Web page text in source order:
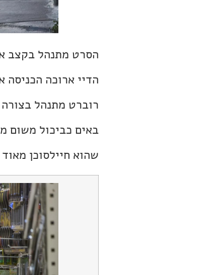
הסרט מתנהל בקצב
הדיי ארוכה הכניסה
רוברט מתנהל
באים כביכול משום
שהוא חיילסוכן